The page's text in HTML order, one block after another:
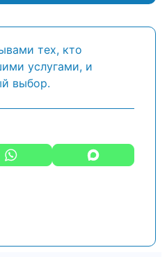
тех, кто
услугами, и
выбор.